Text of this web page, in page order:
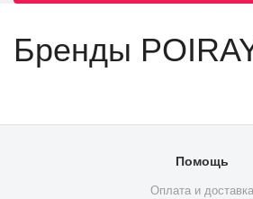
Бренды
Помощь
Оплата и доставка